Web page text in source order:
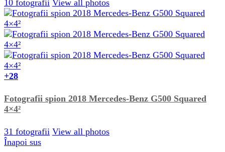
10 fotografii View all photos
+28
Fotografii spion 2018 Mercedes-Benz G500 Squared
4×4²
31 fotografii View all photos
Înapoi sus